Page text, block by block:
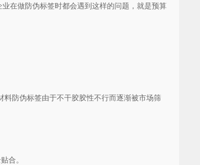
在做防伪标签时都会遇到这样的问题，就是预算
防伪标签由于不干胶胶性不行而逐渐被市场筛
合。